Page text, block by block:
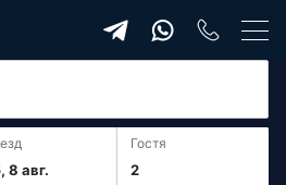
8 авг. 2
гостя